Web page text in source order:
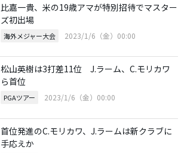
比嘉一貴、米の19歳アマが特別招待でマスター
ズ初出場
海外メジャー大会 2023/1/6（金）00:00
松山英樹は3打差11位 J.ラーム、C.モリカワ
ら首位
PGAツアー 2023/1/6（金）00:00
首位発進のC.モリカワ、J.ラームは新クラブに
手応えか